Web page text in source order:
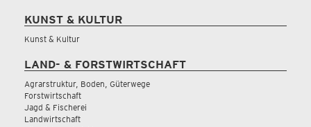
KUNST & KULTUR
Kunst & Kultur
LAND- & FORSTWIRTSCHAFT
Agrarstruktur, Boden, Güterwege
Forstwirtschaft
Jagd & Fischerei
Landwirtschaft